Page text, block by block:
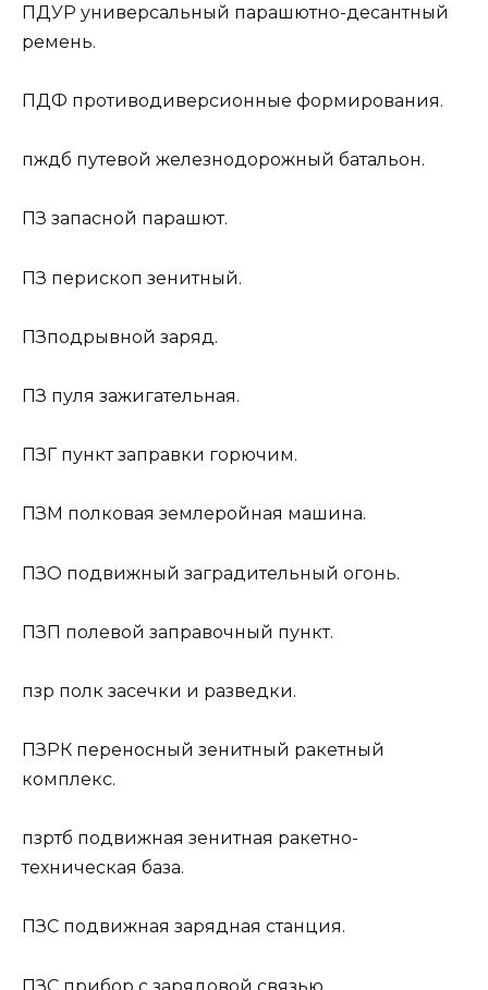
ПДУР универсальный парашютно-десантный
ремень.
ПДФ противодиверсионные формирования.
пждб путевой железнодорожный батальон.
ПЗ запасной парашют.
ПЗ перископ зенитный.
ПЗподрывной заряд.
ПЗ пуля зажигательная.
ПЗГ пункт заправки горючим.
ПЗМ полковая землеройная машина.
ПЗО подвижный заградительный огонь.
ПЗП полевой заправочный пункт.
пзр полк засечки и разведки.
ПЗРК переносный зенитный ракетный
комплекс.
пзртб подвижная зенитная ракетно-
техническая база.
ПЗС подвижная зарядная станция.
ПЗС прибор с зарядовой связью.